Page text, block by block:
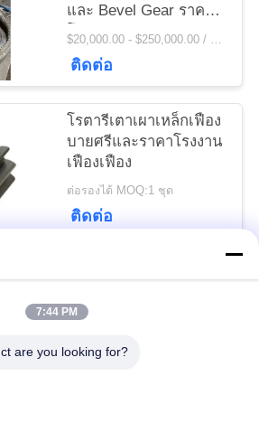
และ Bevel Gear ราคา
โรงงาน
$20,000.00 - $250,000.00 / Set MOQ:1 ตั้ง / ชุด
ติดต่อ
โรตารีเตาเผาเหล็กเฟือง
บายศรีและราคาโรงงาน
เฟืองเฟือง
ต่อรองได้ MOQ:1 ชุด
ติดต่อ
อดนิยม
เฟืองเฟืองเกียร์เอียง
7:44 PM
are you looking for?